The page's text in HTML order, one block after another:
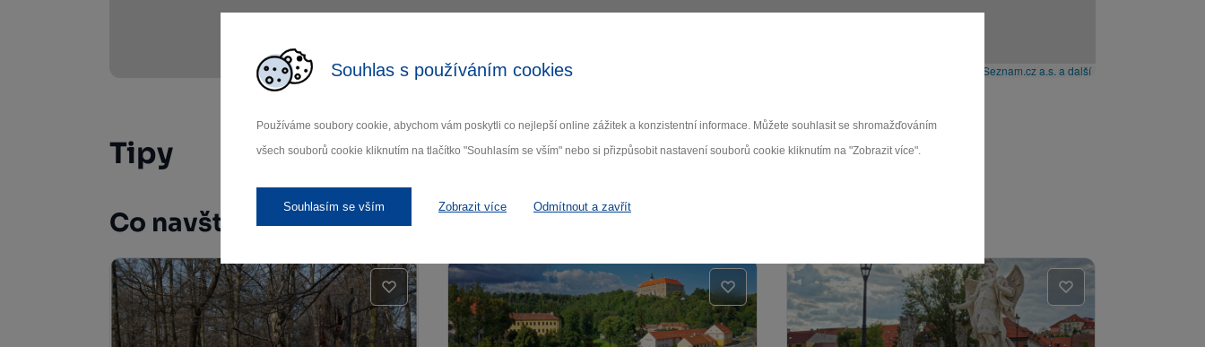
Souhlas s používáním cookies
Používáme soubory cookie, abychom vám poskytli co nejlepší online zážitek a konzistentní informace. Můžete souhlasit se shromažďováním
všech souborů cookie kliknutím na tlačítko "Souhlasím se vším" nebo si přizpůsobit nastavení souborů cookie kliknutím na "Zobrazit více".
Souhlasím se vším Zobrazit více Odmítnout a zavřít
© Seznam.cz a.s. a další
Tipy
Co navštívit